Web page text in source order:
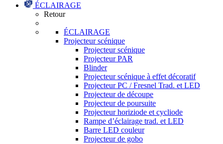
ÉCLAIRAGE
Retour
ÉCLAIRAGE
Projecteur scénique
Projecteur scénique
Projecteur PAR
Blinder
Projecteur scénique à effet décoratif
Projecteur PC / Fresnel Trad. et LED
Projecteur de découpe
Projecteur de poursuite
Projecteur horiziode et cycliode
Rampe d’éclairage trad. et LED
Barre LED couleur
Projecteur de gobo